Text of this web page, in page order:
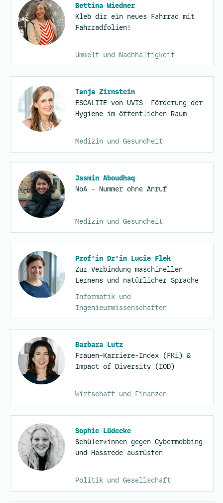
Bettina Wiedner
Kleb dir ein neues Fahrrad mit
Fahrradfolien!
Umwelt und Nachhaltigkeit
Tanja Zirnstein
ESCALITE von UVIS– Förderung der
Hygiene im öffentlichen Raum
Medizin und Gesundheit
Jasmin Aboudhaq
NoA - Nummer ohne Anruf
Medizin und Gesundheit
Prof’in Dr’in Lucie Flek
Zur Verbindung maschinellen
Lernens und natürlicher Sprache
Informatik und
Ingenieurwissenschaften
Barbara Lutz
Frauen-Karriere-Index (FKi) &
Impact of Diversity (IOD)
Wirtschaft und Finanzen
Sophie Lüdecke
Schüler*innen gegen Cybermobbing
und Hassrede ausrüsten
Politik und Gesellschaft